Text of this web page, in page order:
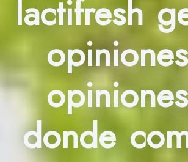
lactifresh
donde